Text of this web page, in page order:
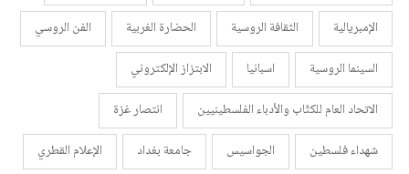
الإمبريالية
الثقافة الروسية الحضارة الغربية
الفن الروسي
السينما الروسية
اسبانيا
الابتزاز الإلكتروني
الاتحاد العام للكتّاب والأدباء الفلسطينيين
انتصار غزة
شهداء فلسطين
الجواسيس جامعة بغداد
الإعلام القطري